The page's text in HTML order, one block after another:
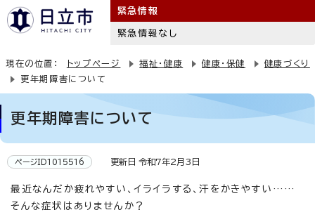
緊急情報
緊急情報なし
現在の位置： トップページ 福祉・健康 健康・保健
健康づくり
更年期障害について
更年期障害について
ページID1015516 更新日 令和7年2月3日
最近なんだか疲れやすい、イライラする、汗をかきやすい……
そんな症状はありませんか？